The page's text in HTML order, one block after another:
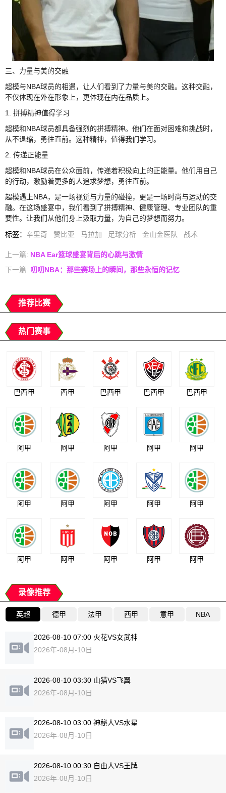
三、力量与美的交融
超模与NBA球员的相遇，让人们看到了力量与美的交融。这种交融，
不仅体现在外在形象上，更体现在内在品质上。
1. 拼搏精神值得学习
超模和NBA球员都具备强烈的拼搏精神。他们在面对困难和挑战时，
从不退缩，勇往直前。这种精神，值得我们学习。
2. 传递正能量
超模和NBA球员在公众面前，传递着积极向上的正能量。他们用自己
的行动，激励着更多的人追求梦想，勇往直前。
超模遇上NBA，是一场视觉与力量的碰撞，更是一场时尚与运动的交
融。在这场盛宴中，我们看到了拼搏精神、健康管理、专业团队的重
要性。让我们从他们身上汲取力量，为自己的梦想而努力。
标签： 辛里奇 赞比亚 马拉加 足球分析 金山金医队 战术
上一篇: NBA Ear篮球盛宴背后的心跳与激情
下一篇: 叨叨NBA：那些赛场上的瞬间，那些永恒的记忆
推荐比赛
热门赛事
巴西甲 西甲 巴西甲 巴西甲 巴西甲
阿甲 阿甲 阿甲 阿甲 阿甲
阿甲 阿甲 阿甲 阿甲 阿甲
阿甲 阿甲 阿甲 阿甲 阿甲
录像推荐
英超 德甲 法甲 西甲 意甲 NBA
2026-08-10 07:00 火花VS女武神
2026年-08月-10日
2026-08-10 03:30 山猫VS飞翼
2026年-08月-10日
2026-08-10 03:00 神秘人VS水星
2026年-08月-10日
2026-08-10 00:30 自由人VS王牌
2026年-08月-10日